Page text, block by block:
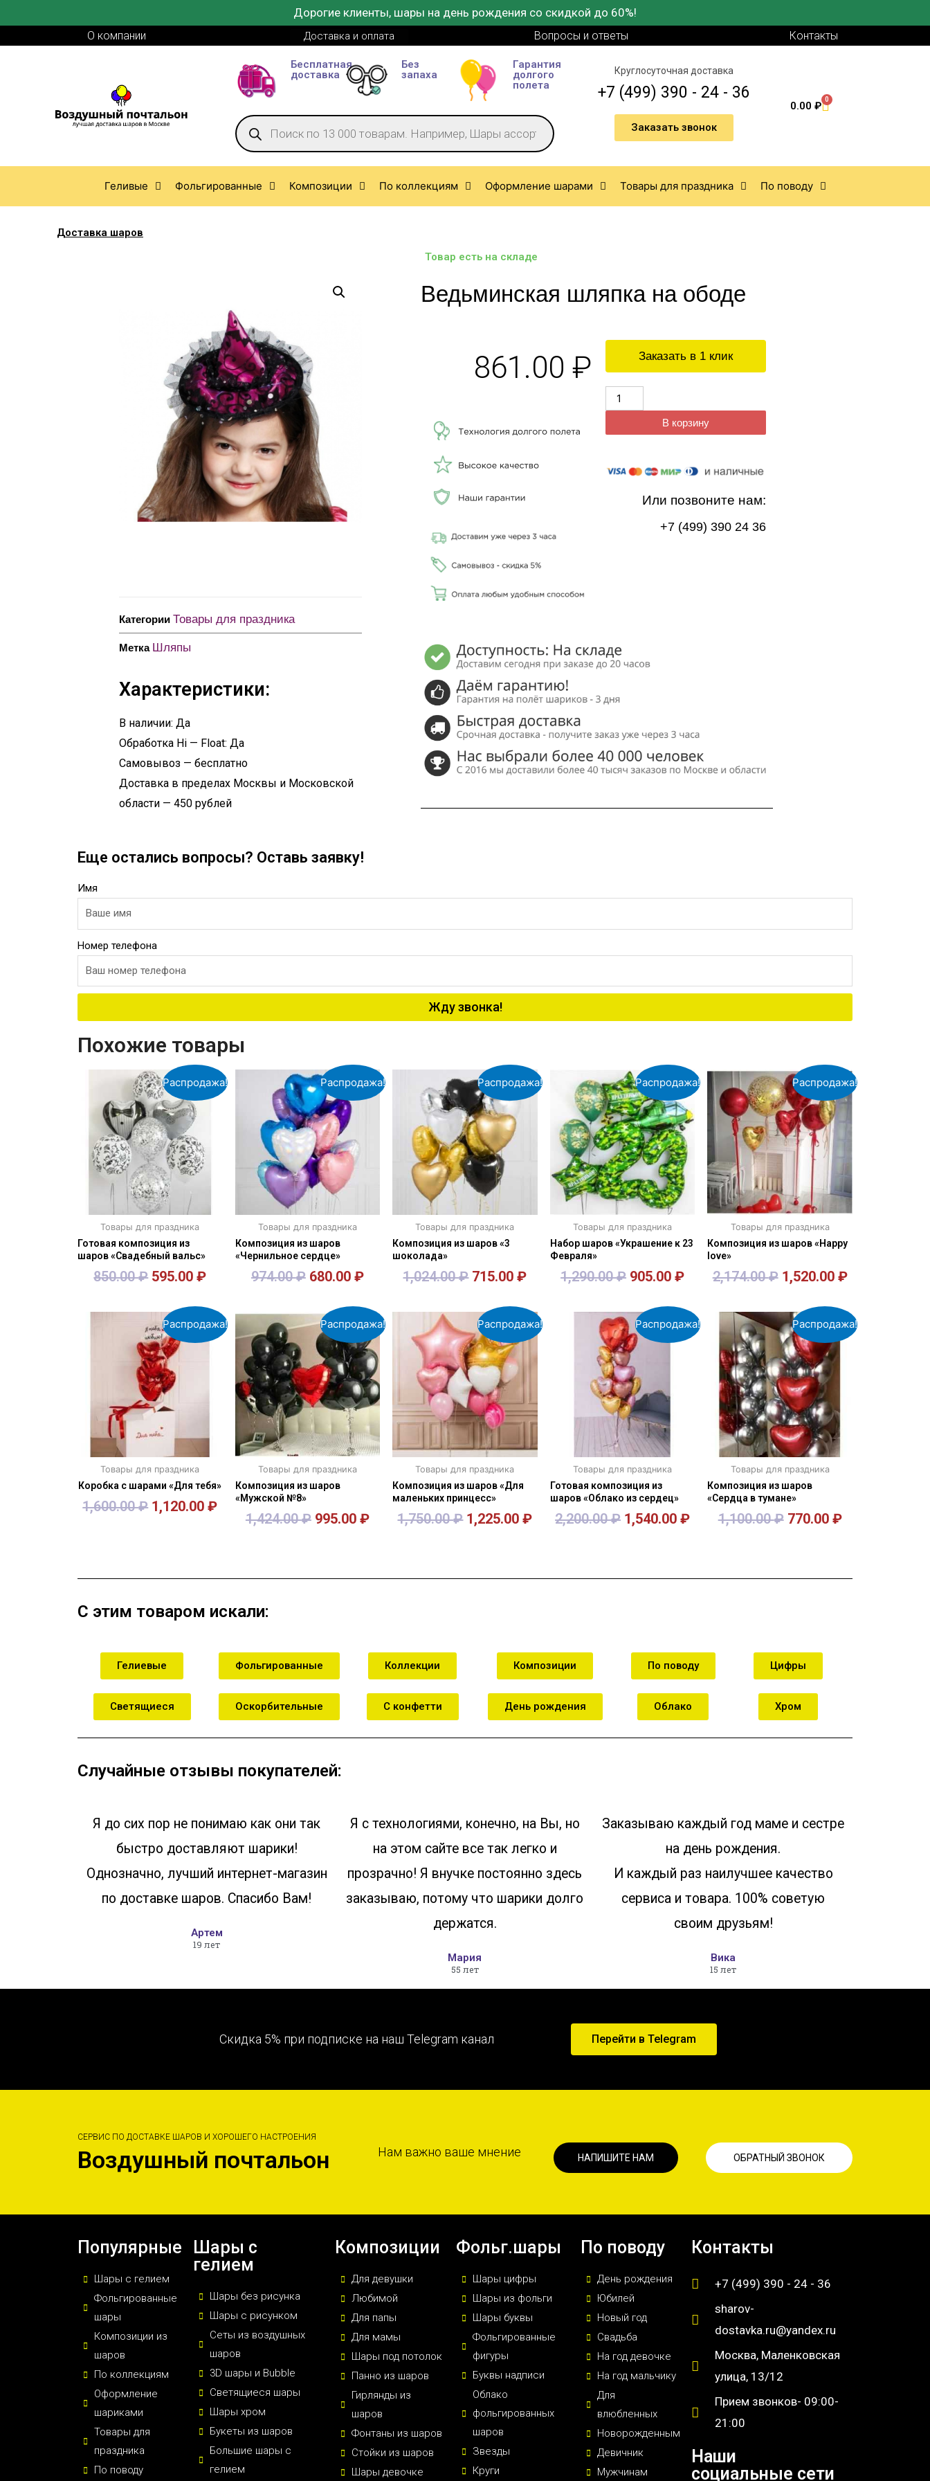
Дорогие клиенты, шары на день рождения со скидкой до 60%!
О компании Доставка и оплата Вопросы и ответы Контакты
Бесплатная
доставка
Без
запаха
Гарантия
долгого
полета
Круглосуточная доставка
+7 (499) 390 - 24 - 36
Заказать звонок
0.00₽ 0
Геливые Фольгированные Композиции По коллекциям Оформление шарами Товары для праздника По поводу
Доставка шаров
Категории Товары для праздника
Метка Шляпы
Характеристики:
В наличии: Да
Обработка Hi — Float: Да
Самовывоз — бесплатно
Доставка в пределах Москвы и Московской
области — 450 рублей
Товар есть на складе
Ведьминская шляпка на ободе
861.00₽ Заказать в 1 клик
В корзину
Или позвоните нам:
+7 (499) 390 24 36
Еще остались вопросы? Оставь заявку!
Имя
Номер телефона
Жду звонка!
Похожие товары
Распродажа!
Товары для праздника
Готовая композиция из
шаров «Свадебный вальс»
850.00₽ 595.00₽
Распродажа!
Товары для праздника
Композиция из шаров
«Чернильное сердце»
974.00₽ 680.00 ₽
Распродажа!
Товары для праздника
Композиция из шаров «3
шоколада»
1,024.00₽ 715.00₽
Распродажа!
Товары для праздника
Набор шаров «Украшение к 23
Февраля»
1,290.00₽ 905.00₽
Распродажа!
Товары для праздника
Композиция из шаров «Happy
love»
2,174.00₽ 1,520.00 ₽
Распродажа!
Товары для праздника
Коробка с шарами «Для тебя»
1,600.00₽ 1,120.00₽
Распродажа!
Товары для праздника
Композиция из шаров
«Мужской №8»
1,424.00₽ 995.00 ₽
Распродажа!
Товары для праздника
Композиция из шаров «Для
маленьких принцесс»
1,750.00₽ 1,225.00₽
Распродажа!
Товары для праздника
Готовая композиция из
шаров «Облако из сердец»
2,200.00₽ 1,540.00₽
Распродажа!
Товары для праздника
Композиция из шаров
«Сердца в тумане»
1,100.00₽ 770.00 ₽
С этим товаром искали:
Гелиевые
Светящиеся
Фольгированные
Оскорбительные
Коллекции
С конфетти
Композиции
День рождения
По поводу
Облако
Цифры
Хром
Случайные отзывы покупателей:
Я до сих пор не понимаю как они так
быстро доставляют шарики!
Однозначно, лучший интернет-магазин
по доставке шаров. Спасибо Вам!
Артем
19 лет
Я с технологиями, конечно, на Вы, но
на этом сайте все так легко и
прозрачно! Я внучке постоянно здесь
заказываю, потому что шарики долго
держатся.
Мария
55 лет
Заказываю каждый год маме и сестре
на день рождения.
И каждый раз наилучшее качество
сервиса и товара. 100% советую
своим друзьям!
Вика
15 лет
Скидка 5% при подписке на наш Telegram канал Перейти в Telegram
СЕРВИС ПО ДОСТАВКЕ ШАРОВ И ХОРОШЕГО НАСТРОЕНИЯ
Воздушный почтальон Нам важно ваше мнение НАПИШИТЕ НАМ ОБРАТНЫЙ ЗВОНОК
Популярные
Шары с гелием
Фольгированные
шары
Композиции из
шаров
По коллекциям
Оформление
шариками
Товары для
праздника
По поводу
Шары с
гелием
Шары без рисунка
Шары с рисунком
Сеты из воздушных
шаров
3D шары и Bubble
Светящиеся шары
Шары хром
Букеты из шаров
Большие шары с
гелием
Композиции
Для девушки
Любимой
Для папы
Для мамы
Шары под потолок
Панно из шаров
Гирлянды из
шаров
Фонтаны из шаров
Стойки из шаров
Шары девочке
Фольг.шары
Шары цифры
Шары из фольги
Шары буквы
Фольгированные
фигуры
Буквы надписи
Облако
фольгированных
шаров
Звезды
Круги
По поводу
День рождения
Юбилей
Новый год
Свадьба
На год девочке
На год мальчику
Для
влюбленных
Новорожденным
Девичник
Мужчинам
Контакты
+7 (499) 390 - 24 - 36
sharov-
dostavka.ru@yandex.ru
Москва, Маленковская
улица, 13/12
Прием звонков- 09:00-
21:00
Наши
социальные сети